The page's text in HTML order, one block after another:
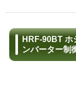
HRF-90BT ホ
ンバーター制